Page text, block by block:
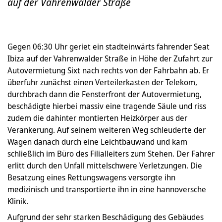
Gegen 06:30 Uhr geriet ein stadteinwärts fahrender Seat
Ibiza auf der Vahrenwalder Straße in Höhe der Zufahrt zur
Autovermietung Sixt nach rechts von der Fahrbahn ab. Er
überfuhr zunächst einen Verteilerkasten der Telekom,
durchbrach dann die Fensterfront der Autovermietung,
beschädigte hierbei massiv eine tragende Säule und riss
zudem die dahinter montierten Heizkörper aus der
Verankerung. Auf seinem weiteren Weg schleuderte der
Wagen danach durch eine Leichtbauwand und kam
schließlich im Büro des Filialleiters zum Stehen. Der Fahrer
erlitt durch den Unfall mittelschwere Verletzungen. Die
Besatzung eines Rettungswagens versorgte ihn
medizinisch und transportierte ihn in eine hannoversche
Klinik.
Aufgrund der sehr starken Beschädigung des Gebäudes